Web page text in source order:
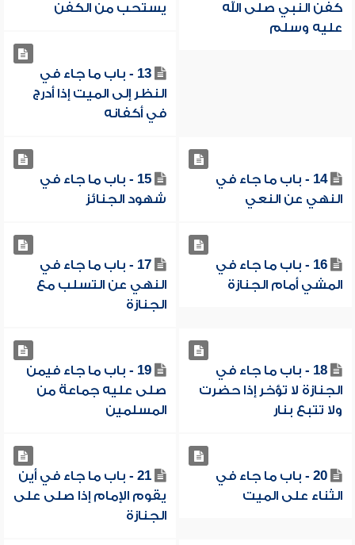
كفن النبي صلى الله
عليه وسلم
يستحب من الكفن
13 - باب ما جاء في
النظر إلى الميت إذا أدرج
في أكفانه
14 - باب ما جاء في
النهي عن النعي
15 - باب ما جاء في
شهود الجنائز
16 - باب ما جاء في
المشي أمام الجنازة
17 - باب ما جاء في
النهي عن التسلب مع
الجنازة
18 - باب ما جاء في
الجنازة لا تؤخر إذا حضرت
ولا تتبع بنار
19 - باب ما جاء فيمن
صلى عليه جماعة من
المسلمين
20 - باب ما جاء في
الثناء على الميت
21 - باب ما جاء في أين
يقوم الإمام إذا صلى على
الجنازة